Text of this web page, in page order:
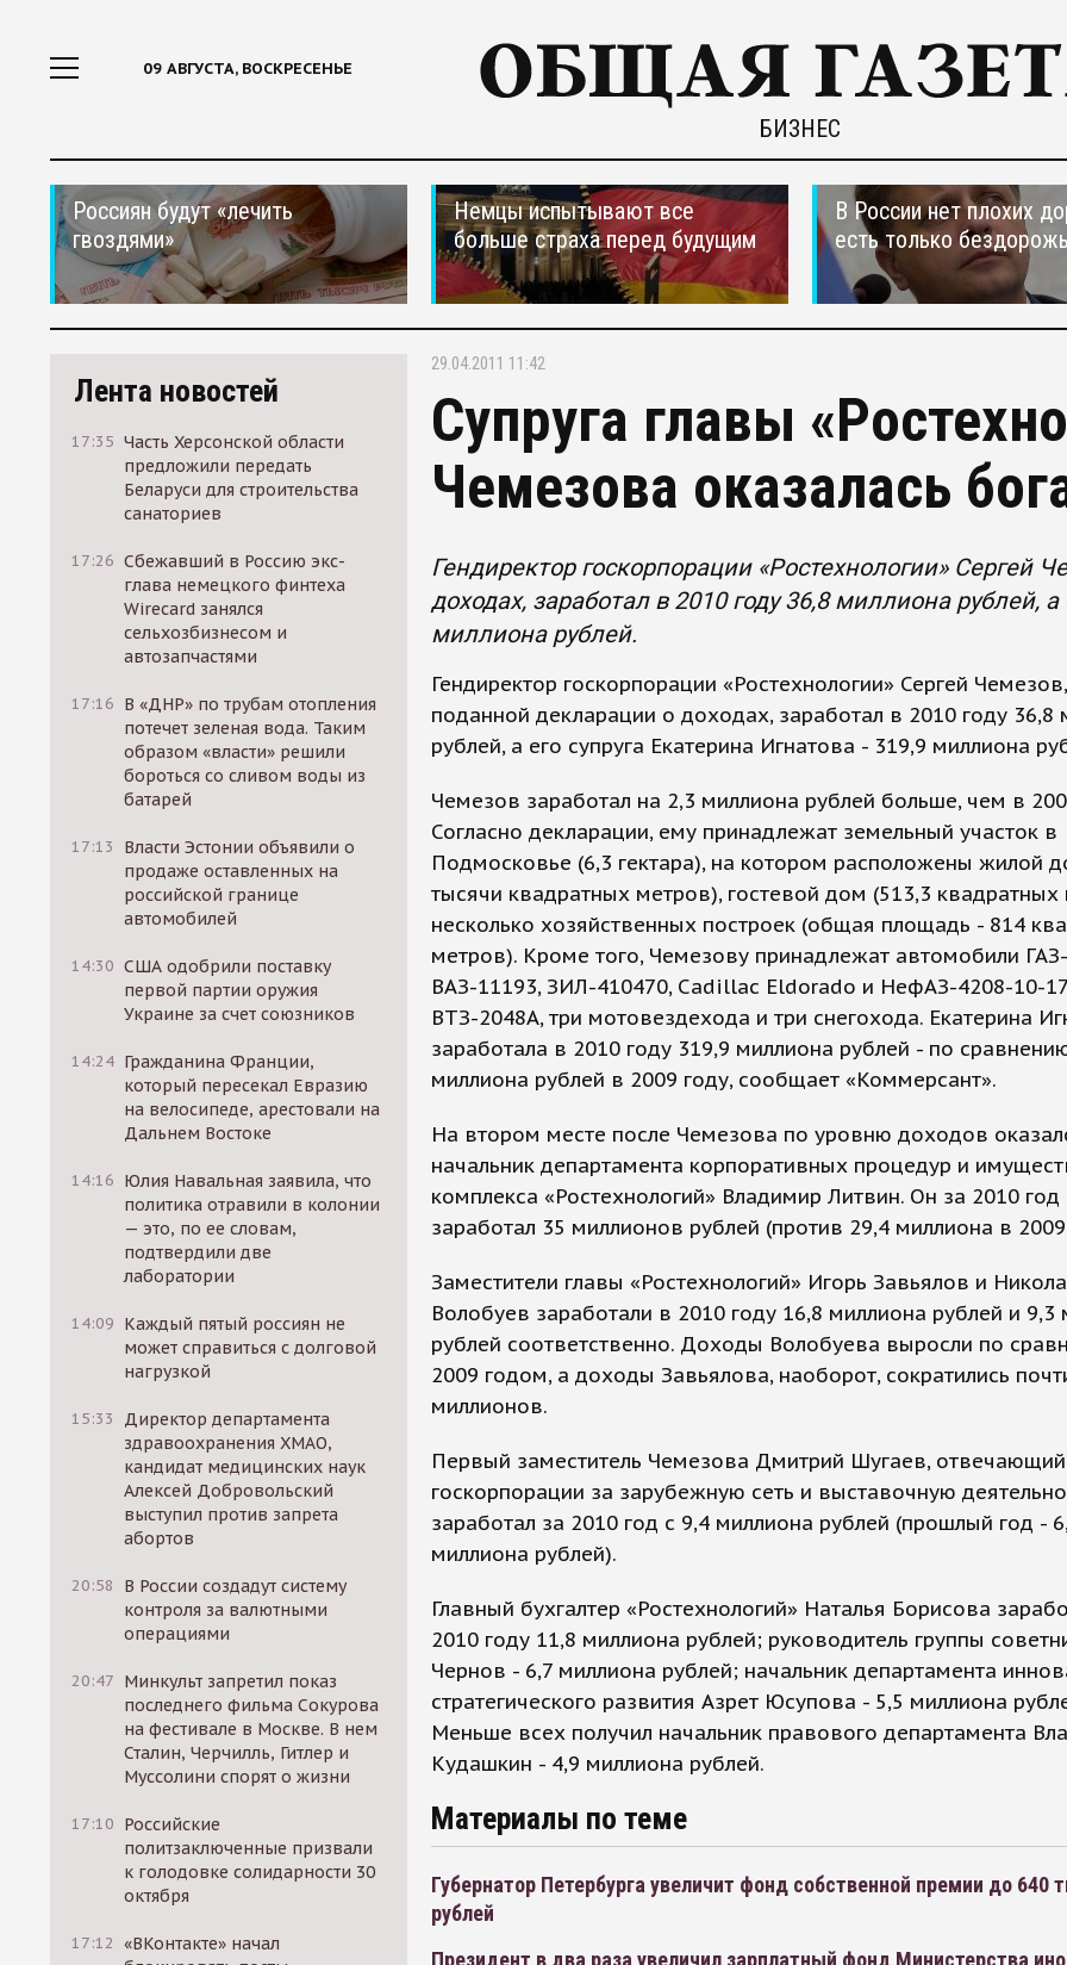
09 АВГУСТА, ВОСКРЕСЕНЬЕ
БИЗНЕС
Россиян будут «лечить
гвоздями»
Немцы испытывают все
больше страха перед будущим
В России нет плохих
есть только
Лента новостей
17:35 Часть Херсонской области
предложили передать
Беларуси для строительства
санаториев
17:26 Сбежавший в Россию экс-
глава немецкого финтеха
Wirecard занялся
сельхозбизнесом и
автозапчастями
17:16 В «ДНР» по трубам отопления
потечет зеленая вода. Таким
образом «власти» решили
бороться со сливом воды из
батарей
17:13
Власти Эстонии объявили о
продаже оставленных на
российской границе
автомобилей
14:30 США одобрили поставку
первой партии оружия
Украине за счет союзников
14:24 Гражданина Франции,
который пересекал Евразию
на велосипеде, арестовали на
Дальнем Востоке
14:16 Юлия Навальная заявила, что
политика отравили в колонии
— это, по ее словам,
подтвердили две
лаборатории
14:09 Каждый пятый россиян не
может справиться с долговой
нагрузкой
15:33
Директор департамента
здравоохранения ХМАО,
кандидат медицинских наук
Алексей Добровольский
выступил против запрета
абортов
20:58
В России создадут систему
контроля за валютными
операциями
20:47 Минкульт запретил показ
последнего фильма Сокурова
на фестивале в Москве. В нем
Сталин, Черчилль, Гитлер и
Муссолини спорят о жизни
17:10 Российские
политзаключенные призвали
к голодовке солидарности 30
октября
17:12 «ВКонтакте» начал
29.04.2011 11:42
Супруга главы
Чемезова оказалась
Гендиректор госкорпорации «Ростехнологии» Сергей
доходах, заработал в 2010 году 36,8 миллиона рублей,
миллиона рублей.
Гендиректор госкорпорации «Ростехнологии» Сергей
поданной декларации о доходах, заработал в 2010 году 36,8
рублей, а его супруга Екатерина Игнатова - 319,9 миллиона
Чемезов заработал на 2,3 миллиона рублей больше, чем в
Согласно декларации, ему принадлежат земельный участок в
Подмосковье (6,3 гектара), на котором расположены жилой
тысячи квадратных метров), гостевой дом (513,3 квадратных
несколько хозяйственных построек (общая площадь - 814
метров). Кроме того, Чемезову принадлежат автомобили
ВАЗ-11193, ЗИЛ-410470, Cadillac Eldorado и НефАЗ-4208-10-
ВТЗ-2048А, три мотовездехода и три снегохода. Екатерина
заработала в 2010 году 319,9 миллиона рублей - по
миллиона рублей в 2009 году, сообщает «Коммерсант».
На втором месте после Чемезова по уровню доходов
начальник департамента корпоративных процедур и
комплекса «Ростехнологий» Владимир Литвин. Он за 2010 год
заработал 35 миллионов рублей (против 29,4 миллиона в
Заместители главы «Ростехнологий» Игорь Завьялов и
Волобуев заработали в 2010 году 16,8 миллиона рублей и 9,3
рублей соответственно. Доходы Волобуева выросли по
2009 годом, а доходы Завьялова, наоборот, сократились
миллионов.
Первый заместитель Чемезова Дмитрий Шугаев,
госкорпорации за зарубежную сеть и выставочную
заработал за 2010 год с 9,4 миллиона рублей (прошлый год -
миллиона рублей).
Главный бухгалтер «Ростехнологий» Наталья Борисова
2010 году 11,8 миллиона рублей; руководитель группы
Чернов - 6,7 миллиона рублей; начальник департамента
стратегического развития Азрет Юсупова - 5,5 миллиона
Меньше всех получил начальник правового департамента
Кудашкин - 4,9 миллиона рублей.
Материалы по теме
Губернатор Петербурга увеличит фонд собственной премии до 640
рублей
Президент в два раза увеличил зарплатный фонд Министерства